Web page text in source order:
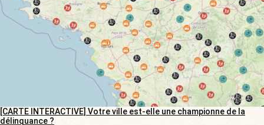
[CARTE INTERACTIVE] Votre ville est-elle une championne de la
délinquance ?